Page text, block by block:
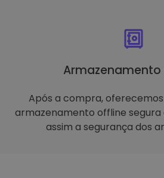
Armazenamento
Após a compra,
armazenamento offline segura
assim a segurança dos